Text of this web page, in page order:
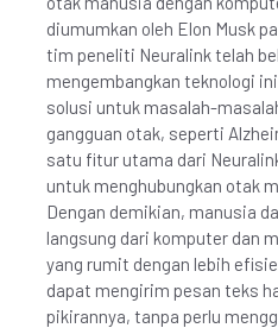
diumumkan oleh Elon Musk
tim peneliti Neuralink telah
mengembangkan teknologi
solusi untuk masalah-
gangguan otak, seperti
satu fitur utama dari
untuk menghubungkan otak
Dengan demikian, manusia
langsung dari komputer dan
yang rumit dengan lebih
dapat mengirim pesan teks
pikirannya, tanpa perlu